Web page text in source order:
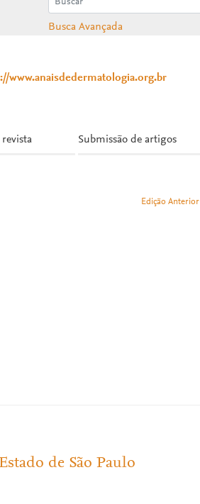
Busca Avançada
www.anaisdedermatologia.org.br
Submissão de artigos
Edição Anterior
de São Paulo